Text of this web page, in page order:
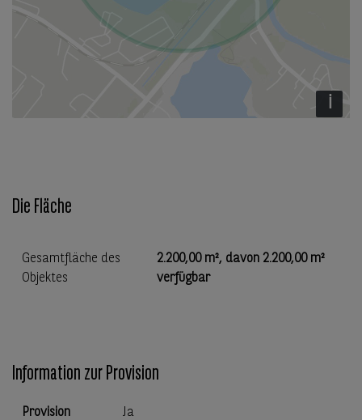
i
Die Fläche
Gesamtfläche des
Objektes
2.200,00 m², davon 2.200,00 m²
verfügbar
Information zur Provision
Provision Ja